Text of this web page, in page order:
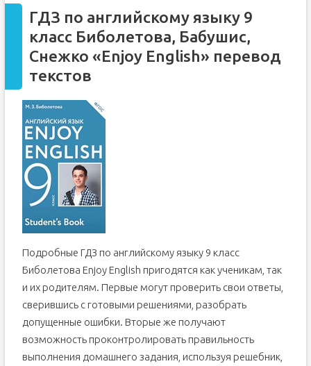
ГДЗ по английскому языку 9
класс Биболетова, Бабушис,
Снежко «Enjoy English» перевод
текстов
Подробные ГДЗ по английскому языку 9 класс
Биболетова Enjoy English пригодятся как ученикам, так
и их родителям. Первые могут проверить свои ответы,
сверившись с готовыми решениями, разобрать
допущенные ошибки. Вторые же получают
возможность проконтролировать правильность
выполнения домашнего задания, используя решебник,